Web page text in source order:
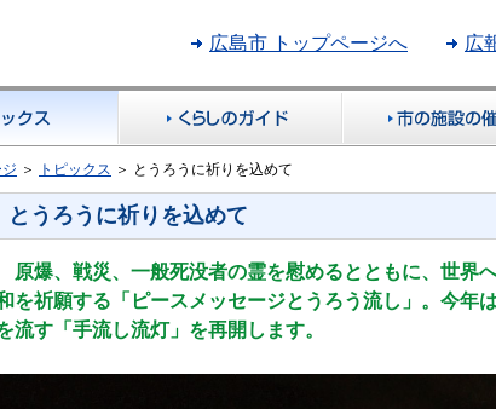
広島市 トップページへ 広
＞ トピックス ＞ とうろうに祈りを込めて
とうろうに祈りを込めて
原爆、戦災、一般死没者の霊を慰めるとともに、世界
を祈願する「ピースメッセージとうろう流し」。今年
流す「手流し流灯」を再開します。